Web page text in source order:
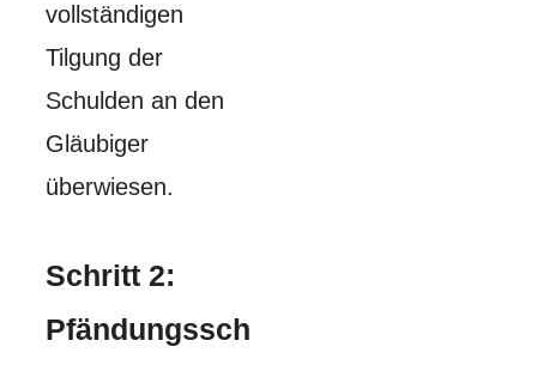
vollständigen
Tilgung der
Schulden an den
Gläubiger
überwiesen.
Schritt 2:
Pfändungssch